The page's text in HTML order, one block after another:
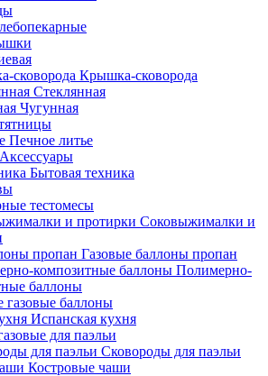
Крышка-сковорода
Стеклянная
Чугунная
Печное литье
Аксессуары
Бытовая техника
тестомесы
Соковыжималки и
Газовые баллоны пропан
Полимерно-
баллоны
газовые баллоны
Испанская кухня
для паэльи
Сковороды для паэльи
Костровые чаши